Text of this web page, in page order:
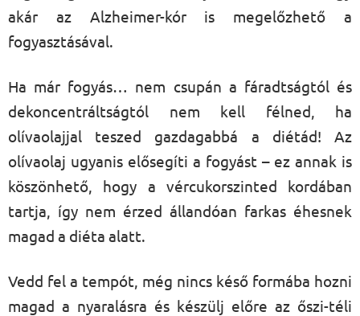
akár az Alzheimer-kór is megelőzhető a
fogyasztásával.
Ha már fogyás… nem csupán a fáradtságtól és
dekoncentráltságtól nem kell félned, ha
olívaolajjal teszed gazdagabbá a diétád! Az
olívaolaj ugyanis elősegíti a fogyást – ez annak is
köszönhető, hogy a vércukorszinted kordában
tartja, így nem érzed állandóan farkas éhesnek
magad a diéta alatt.
Vedd fel a tempót, még nincs késő formába hozni
magad a nyaralásra és készülj előre az őszi-téli